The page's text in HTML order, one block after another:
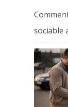
sociable